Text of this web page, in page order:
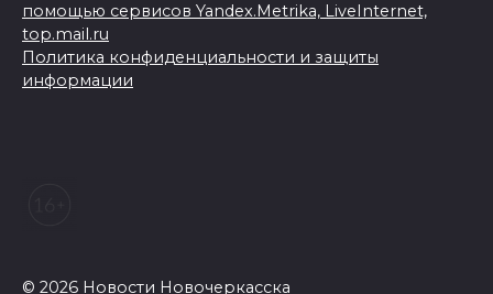
помощью сервисов Yandex.Metrika, LiveInternet,
top.mail.ru
Политика конфиденциальности и защиты
информации
© 2026 Новости Новочеркасска